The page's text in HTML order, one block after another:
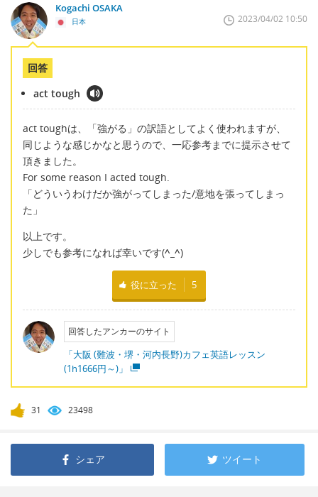
Kogachi OSAKA
日本 2023/04/02 10:50
回答
act tough
act toughは、「強がる」の訳語としてよく使われますが、
同じような感じかなと思うので、一応参考までに提示させて
頂きました。
For some reason I acted tough.
「どういうわけだか強がってしまった/意地を張ってしまっ
た」
以上です。
少しでも参考になれば幸いです(^_^)
役に立った 5
回答したアンカーのサイト
「大阪 (難波・堺・河内長野)カフェ英語レッスン
(1h1666円～)」
31 23498
シェア ツイート